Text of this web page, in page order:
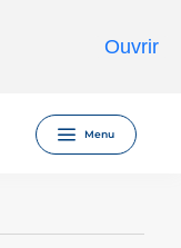
Ouvrir
Menu